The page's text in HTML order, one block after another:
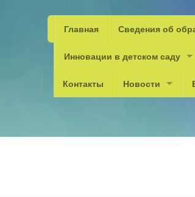
Главная Сведения об
Инновации в детском саду
Контакты Новости